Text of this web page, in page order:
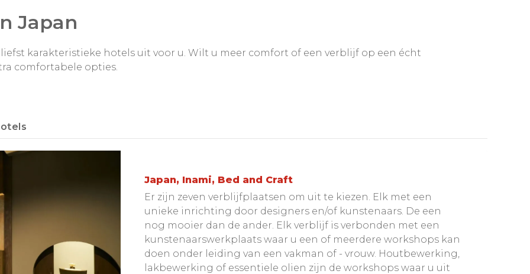
Japan
karakteristieke hotels uit voor u. Wilt u meer comfort of een verblijf op een écht
comfortabele opties.
Japan, Inami, Bed and Craft
Er zijn zeven verblijfplaatsen om uit te kiezen. Elk met een
unieke inrichting door designers en/of kunstenaars. De een
nog mooier dan de ander. Elk verblijf is verbonden met een
kunstenaarswerkplaats waar u een of meerdere workshops kan
doen onder leiding van een vakman of - vrouw. Houtbewerking,
lakbewerking of essentiele olien zijn de workshops waar u uit